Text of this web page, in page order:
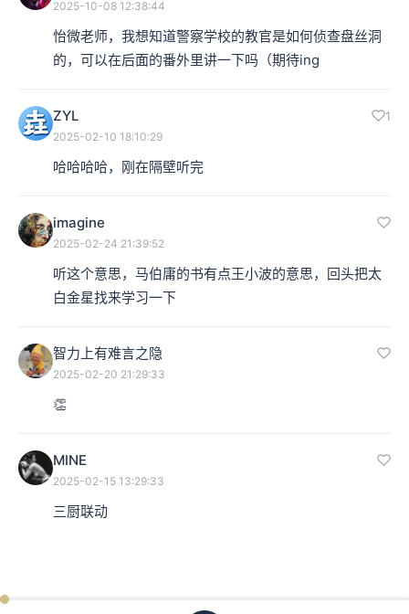
2025-10-08 12:38:44
怡微老师，我想知道警察学校的教官是如何侦查盘丝洞
的，可以在后面的番外里讲一下吗（期待ing
ZYL 1
2025-02-10 18:10:29
哈哈哈哈，刚在隔壁听完
imagine
2025-02-24 21:39:52
听这个意思，马伯庸的书有点王小波的意思，回头把太
白金星找来学习一下
智力上有难言之隐
2025-02-20 21:29:33
👏
MINE
2025-02-15 13:29:33
三厨联动